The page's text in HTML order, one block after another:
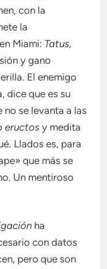
con la
la
Miami: Tatus,
y gano
El enemigo
dice que es su
no se levanta a las
eructos y medita
Llados es, para
que más se
Un mentiroso
ha
con datos
pero que son